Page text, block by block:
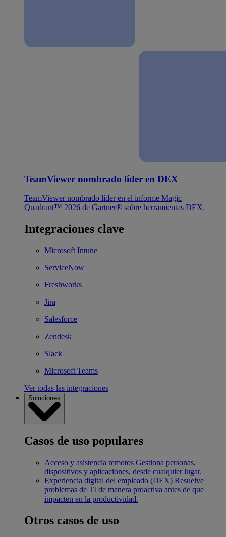
TeamViewer nombrado líder en DEX
TeamViewer nombrado líder en el informe Magic
Quadrant™ 2026 de Gartner® sobre herramientas DEX.
Integraciones clave
Microsoft Intune
ServiceNow
Freshworks
Jira
Salesforce
Zendesk
Slack
Microsoft Teams
Ver todas las integraciones
Soluciones
Casos de uso populares
Acceso y asistencia remotos Gestiona personas,
dispositivos y aplicaciones, desde cualquier lugar.
Experiencia digital del empleado (DEX) Resuelve
problemas de TI de manera proactiva antes de que
impacten en la productividad.
Otros casos de uso